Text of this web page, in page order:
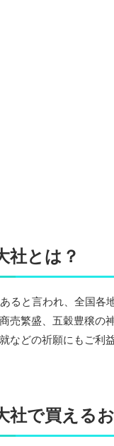
社とは？
ると言われ、全国各
売繁盛、五穀豊穣の
などの祈願にもご利
社で買える